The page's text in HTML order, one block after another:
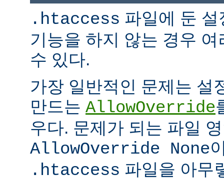
.htaccess 파일에 둔
기능을 하지 않는 경우
수 있다.
가장 일반적인 문제는 설
만드는 AllowOverride
우다. 문제가 되는 파일
AllowOverride None
.htaccess 파일을 아무